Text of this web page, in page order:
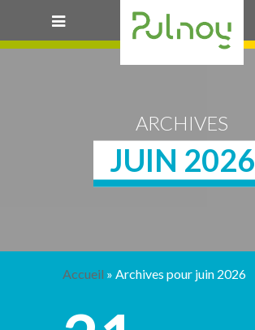
ARCHIVES
JUIN 2026
Accueil »Archives pour juin 2026